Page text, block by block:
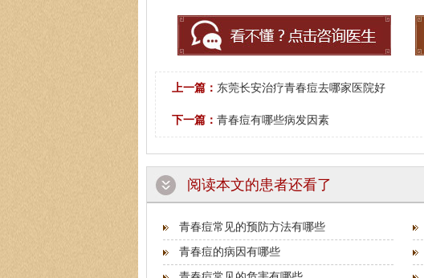
上一篇： 东莞长安治疗青春痘去哪家医院好
下一篇： 青春痘有哪些病发因素
阅读本文的患者还看了
青春痘常见的预防方法有哪些
青春痘的病因有哪些